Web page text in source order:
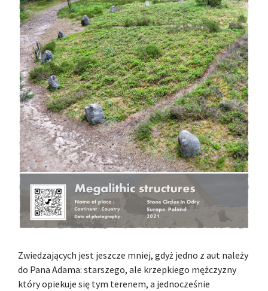
Zwiedzających jest jeszcze mniej, gdyż jedno z aut należy
do Pana Adama: starszego, ale krzepkiego mężczyzny
który opiekuje się tym terenem, a jednocześnie